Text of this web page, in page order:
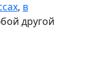
, в
другой